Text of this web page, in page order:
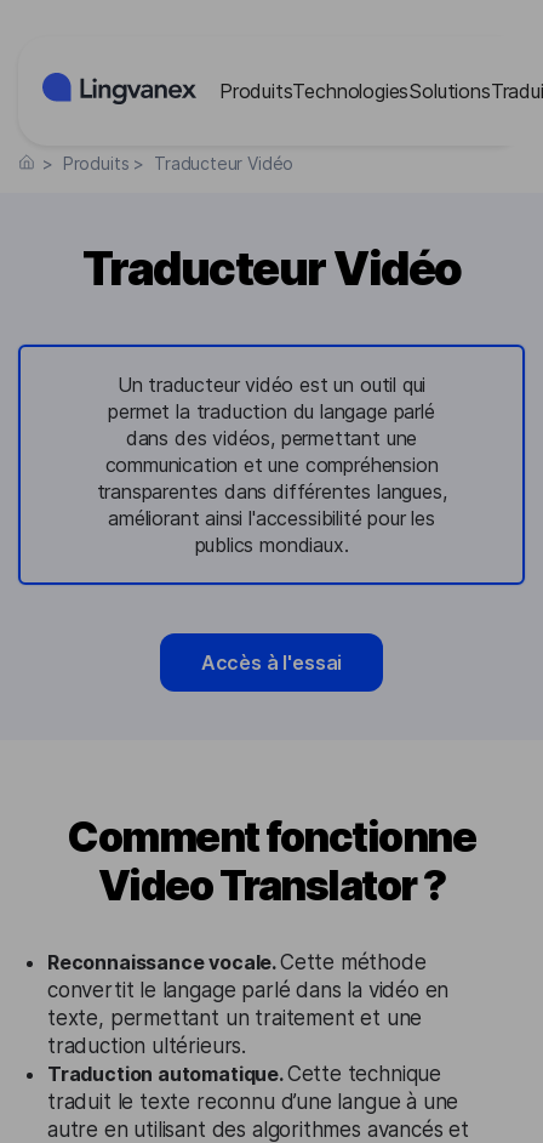
ProduitsTechnologiesSolutions
> Produits > Traducteur Vidéo
Traducteur Vidéo
Un traducteur vidéo est un outil qui
permet la traduction du langage parlé
dans des vidéos, permettant une
communication et une compréhension
transparentes dans différentes langues,
améliorant ainsi l'accessibilité pour les
publics mondiaux.
Accès à l'essai
Comment fonctionne
Video Translator ?
Reconnaissance vocale.Cette méthode
convertit le langage parlé dans la vidéo en
texte, permettant un traitement et une
traduction ultérieurs.
Traduction automatique.Cette technique
traduit le texte reconnu d’une langue à une
autre en utilisant des algorithmes avancés et